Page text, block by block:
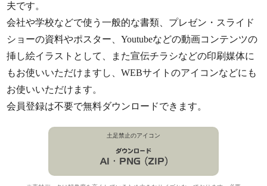
夫です。
会社や学校などで使う一般的な書類、プレゼン・スライド
ショーの資料やポスター、Youtubeなどの動画コンテンツの
挿し絵イラストとして、また宣伝チラシなどの印刷媒体に
もお使いいただけますし、WEBサイトのアイコンなどにも
お使いいただけます。
会員登録は不要で無料ダウンロードできます。
土足禁止のアイコン